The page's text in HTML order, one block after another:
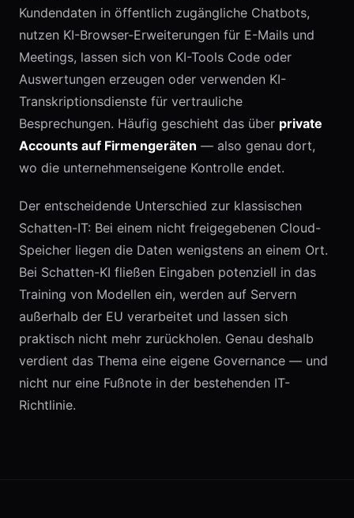
Kundendaten in öffentlich zugängliche Chatbots,
nutzen KI-Browser-Erweiterungen für E-Mails und
Meetings, lassen sich von KI-Tools Code oder
Auswertungen erzeugen oder verwenden KI-
Transkriptionsdienste für vertrauliche
Besprechungen. Häufig geschieht das über private
Accounts auf Firmengeräten — also genau dort,
wo die unternehmenseigene Kontrolle endet.
Der entscheidende Unterschied zur klassischen
Schatten-IT: Bei einem nicht freigegebenen Cloud-
Speicher liegen die Daten wenigstens an einem Ort.
Bei Schatten-KI fließen Eingaben potenziell in das
Training von Modellen ein, werden auf Servern
außerhalb der EU verarbeitet und lassen sich
praktisch nicht mehr zurückholen. Genau deshalb
verdient das Thema eine eigene Governance — und
nicht nur eine Fußnote in der bestehenden IT-
Richtlinie.